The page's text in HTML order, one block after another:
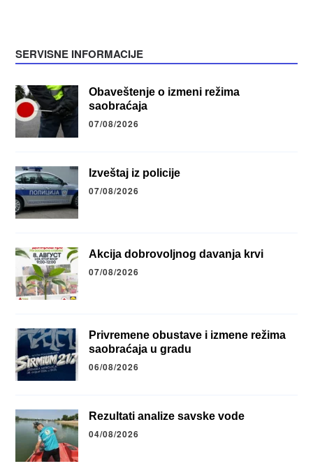
SERVISNE INFORMACIJE
Obaveštenje o izmeni režima
saobraćaja
07/08/2026
Izveštaj iz policije
07/08/2026
Akcija dobrovoljnog davanja krvi
07/08/2026
Privremene obustave i izmene režima
saobraćaja u gradu
06/08/2026
Rezultati analize savske vode
04/08/2026